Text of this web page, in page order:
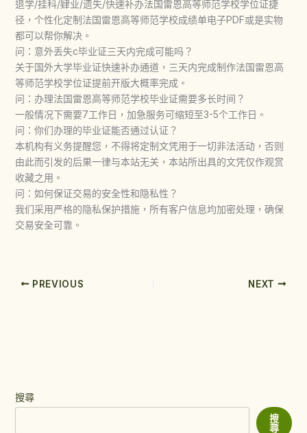
退学/挂科/肄业/遗失/快速补办法国雷恩高等师范学校学位证捷
径，个性化定制法国雷恩高等师范学校成绩单电子PDF或是实物
都可以帮你解决。
问：意外丢失c毕业证三天内完成可能吗？
关于国外大学毕业证快速补办通道，三天内完成制作法国雷恩高
等师范学校学位证提前开版大概率完成。
问：办理法国雷恩高等师范学校毕业证需要多长时间？
一般情况下需要7工作日，加急服务可缩短至3-5个工作日。
问：你们办理的毕业证能否通过认证？
本机构有义务提醒您，不得将定制文凭用于一切非法活动，否则
由此而引发的后果一律与本站无关，本站所出具的文凭仅作观赏
收藏之用。
问：如何保证交易的安全性和隐私性？
我们采用严格的隐私保护措施，所有客户信息均加密处理，确保
交易安全可靠。
PREVIOUS NEXT
搜尋
搜
尋